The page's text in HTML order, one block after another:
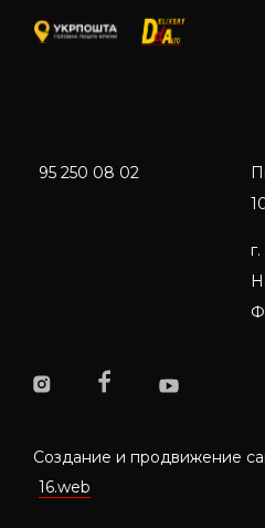
95 250 08 02
Создание и продвижение
16.web